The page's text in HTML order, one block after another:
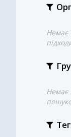
Немає
Немає